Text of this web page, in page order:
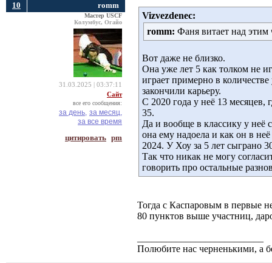
10 romm
Мастер USCF
Колумбус, Огайо
31.03.2025 | 03:37:11
Сайт
все его сообщения:
за день, за месяц,
за все время
цитировать pm
Vizvezdenec:
romm: Фаня витает над
Вот даже не близко.
Она уже лет 5 как толком не
играет примерно в
закончили карьеру.
С 2020 года у неё 13 месяцев,
35.
Да и вообще в классику у неё
она ему надоела и как он в
2024. У Хоу за 5 лет сыграно
Так что никак не могу
говорить про остальные
Тогда с Каспаровым в первые
80 пунктов выше участниц,
Полюбите нас черненькими, а